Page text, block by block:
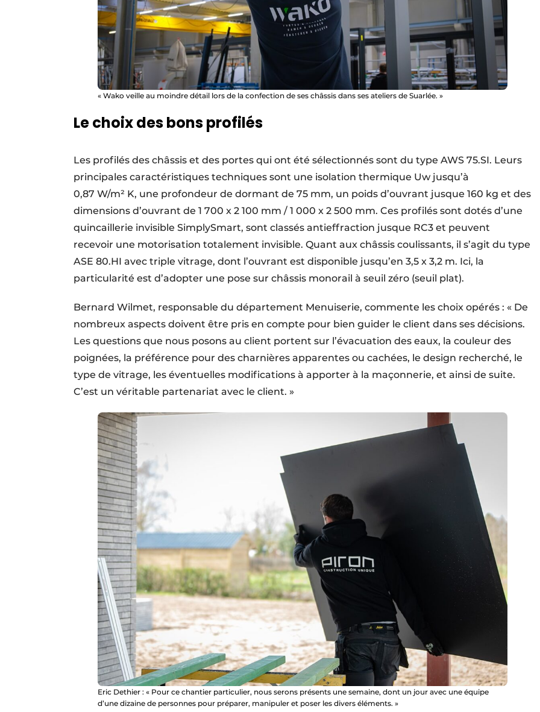
« Wako veille au moindre détail lors de la confection de ses châssis dans ses ateliers de Suarlée. »
Le choix des bons profilés
Les profilés des châssis et des portes qui ont été sélectionnés sont du type AWS 75.SI. Leurs
principales caractéristiques techniques sont une isolation thermique Uw jusqu’à
0,87 W/m² K, une profondeur de dormant de 75 mm, un poids d’ouvrant jusque 160 kg et des
dimensions d’ouvrant de 1 700 x 2 100 mm / 1 000 x 2 500 mm. Ces profilés sont dotés d’une
quincaillerie invisible SimplySmart, sont classés antieffraction jusque RC3 et peuvent
recevoir une motorisation totalement invisible. Quant aux châssis coulissants, il s’agit du type
ASE 80.HI avec triple vitrage, dont l’ouvrant est disponible jusqu’en 3,5 x 3,2 m. Ici, la
particularité est d’adopter une pose sur châssis monorail à seuil zéro (seuil plat).
Bernard Wilmet, responsable du département Menuiserie, commente les choix opérés : « De
nombreux aspects doivent être pris en compte pour bien guider le client dans ses décisions.
Les questions que nous posons au client portent sur l’évacuation des eaux, la couleur des
poignées, la préférence pour des charnières apparentes ou cachées, le design recherché, le
type de vitrage, les éventuelles modifications à apporter à la maçonnerie, et ainsi de suite.
C’est un véritable partenariat avec le client. »
Eric Dethier : « Pour ce chantier particulier, nous serons présents une semaine, dont un jour avec une équipe
d’une dizaine de personnes pour préparer, manipuler et poser les divers éléments. »